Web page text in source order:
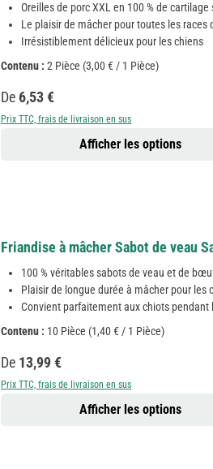
Oreilles de porc XXL en 100 % de cartilage
Le plaisir de mâcher pour toutes les races
Irrésistiblement délicieux pour les chiens
Contenu :2 Pièce (3,00 € / 1 Pièce)
Prix régulier :
De 6,53 €
Prix TTC, frais de livraison en sus
Afficher les options
Friandise à mâcher Sabot de veau
100 % véritables sabots de veau et de
Plaisir de longue durée à mâcher pour les
Convient parfaitement aux chiots pendant
Contenu : 10 Pièce (1,40 € / 1 Pièce)
Prix régulier :
De 13,99 €
Prix TTC, frais de livraison en sus
Afficher les options